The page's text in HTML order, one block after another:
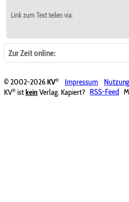
Link zum Text teilen via:
Zur Zeit online:
© 2002-2026KV® Impressum
KV® istkein Verlag. Kapiert? RSS-Feed